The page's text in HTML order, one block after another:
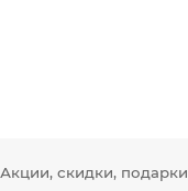
Акции, скидки, подарки